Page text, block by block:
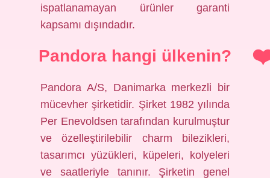
ispatlanamayan ürünler garanti
kapsamı dışındadır.
Pandora hangi ülkenin?
Pandora A/S, Danimarka merkezli bir
mücevher şirketidir. Şirket 1982 yılında
Per Enevoldsen tarafından kurulmuştur
ve özelleştirilebilir charm bilezikleri,
tasarımcı yüzükleri, küpeleri, kolyeleri
ve saatleriyle tanınır. Şirketin genel